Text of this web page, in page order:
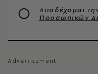
Αποδέχομαι
Προσωπικών